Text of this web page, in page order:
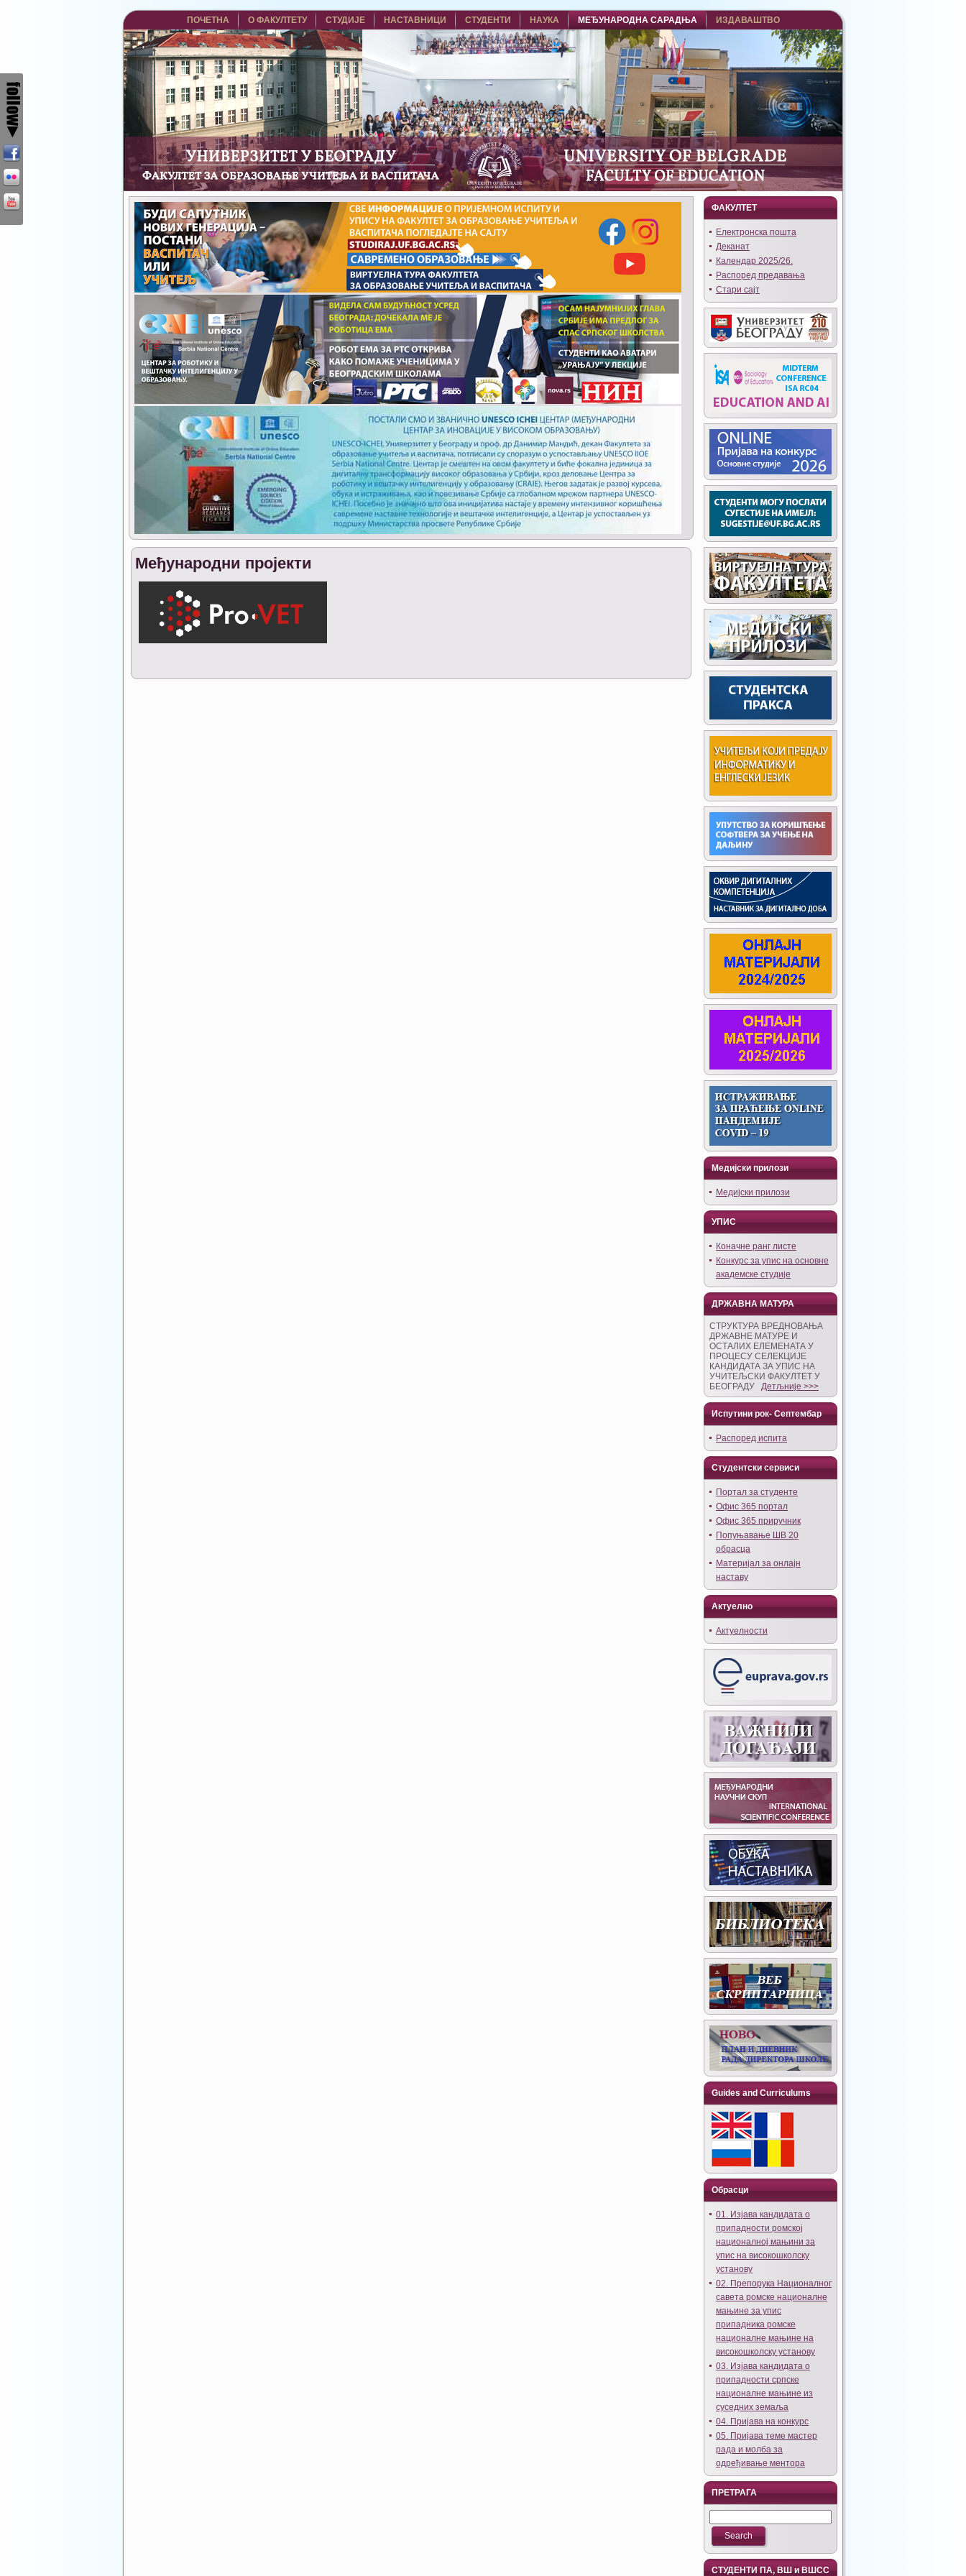
ПОЧЕТНА О ФАКУЛТЕТУ СТУДИЈЕ НАСТАВНИЦИ СТУДЕНТИ НАУКА МЕЂУНАРОДНА САРАДЊА ИЗДАВАШТВО
Међународни пројекти
ФАКУЛТЕТ
Eлектронска пошта
Деканат
Календар 2025/26.
Распоред предавања
Стари сајт
Медијски прилози
Медијски прилози
УПИС
Коначне ранг листе
Конкурс за упис на основне
академске студије
ДРЖАВНА МАТУРА
СТРУКТУРА ВРЕДНОВАЊА
ДРЖАВНЕ МАТУРЕ И
ОСТАЛИХ ЕЛЕМЕНАТА У
ПРОЦЕСУ СЕЛЕКЦИЈЕ
КАНДИДАТА ЗА УПИС НА
УЧИТЕЉСКИ ФАКУЛТЕТ У
БЕОГРАДУ Детљније >>>
Испутини рок- Септембар
Распоред испита
Студентски сервиси
Портал за студенте
Офис 365 портал
Офис 365 приручник
Попуњавање ШВ 20
обрасца
Материјал за онлајн
наставу
Актуелно
Актуелности
Guides and Curriculums
Обрасци
01. Изјава кандидата о
припадности ромској
националној мањини за
упис на високошколску
установу
02. Препорука Националног
савета ромске националне
мањине за упис
припадника ромске
националне мањине на
високошколску установу
03. Изјава кандидата о
припадности српске
националне мањине из
суседних земаља
04. Пријава на конкурс
05. Пријава теме мастер
рада и молба за
одређивање ментора
ПРЕТРАГА
СТУДЕНТИ ПА, ВШ и ВШСС